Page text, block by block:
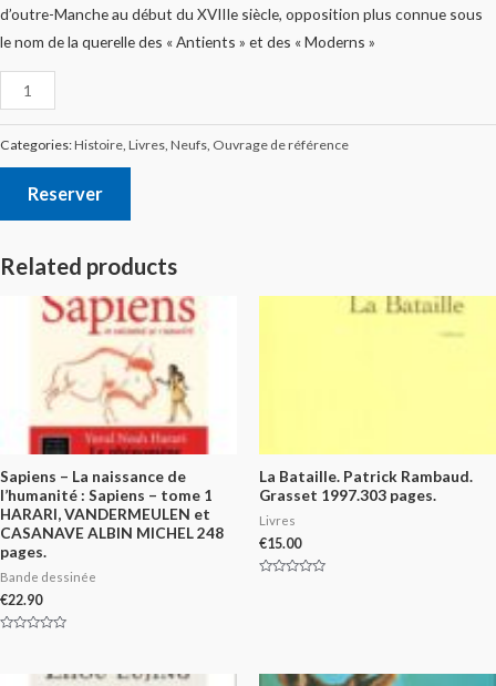
d’outre-Manche au début du XVIIIe siècle, opposition plus connue sous
le nom de la querelle des « Antients » et des « Moderns »
Categories:Histoire Livres Neufs Ouvrage de référence
Reserver
Related products
Sapiens – La naissance de
l’humanité : Sapiens – tome 1
HARARI, VANDERMEULEN et
CASANAVE ALBIN MICHEL 248
pages.
Bande dessinée
€22.90
La Bataille. Patrick Rambaud.
Grasset 1997.303 pages.
Livres
€15.00